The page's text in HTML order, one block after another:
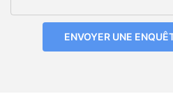
ENVOYER UNE